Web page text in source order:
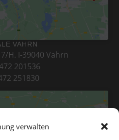
verwalten
VAHRN
H. I-39040 Vahrn
201536
251830